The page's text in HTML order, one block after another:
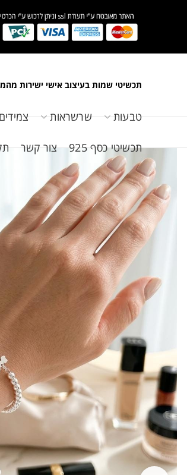
תכשיטי שמות בעיצוב אישי ישירות
טבעות שרשראות צמידים
תכשיטי כסף 925 צור קשר